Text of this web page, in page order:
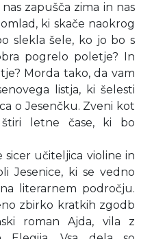
zapušča zima in nas
ki skače naokrog
slekla šele, ko jo bo s
pogrelo poletje? In
Morda tako, da vam
listja, ki šelesti
o Jesenčku. Zveni kot
štiri letne čase, ki bo
sicer učiteljica violine in
Jesenice, ki se vedno
literarnem področju.
zbirko kratkih zgodb
roman Ajda, vila z